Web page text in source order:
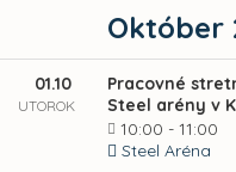
Október
01.10
UTOROK
Pracovné
Steel arény v
10:00 - 11:00
Steel Aréna